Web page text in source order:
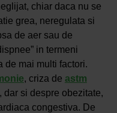
chiar daca nu se
grea, neregulata si
de aer sau de
in termeni
de mai multi factori.
, criza de astm
dar si despre obezitate,
congestiva. De